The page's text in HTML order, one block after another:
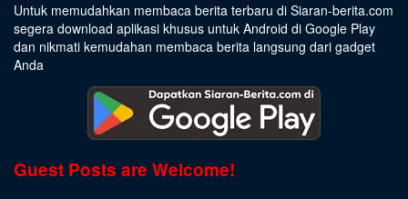
Untuk memudahkan membaca berita terbaru di Siaran-berita.com
segera download aplikasi khusus untuk Android di Google Play
dan nikmati kemudahan membaca berita langsung dari gadget
Anda
Guest Posts are Welcome!